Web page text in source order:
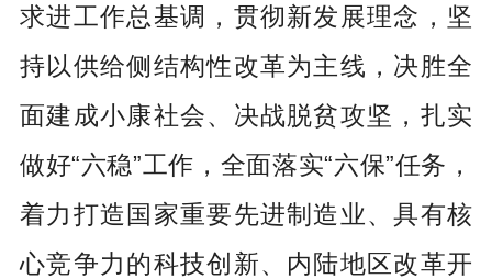
求进工作总基调，贯彻新发展理念，坚
持以供给侧结构性改革为主线，决胜全
面建成小康社会、决战脱贫攻坚，扎实
做好“六稳”工作，全面落实“六保”任务，
着力打造国家重要先进制造业、具有核
心竞争力的科技创新、内陆地区改革开